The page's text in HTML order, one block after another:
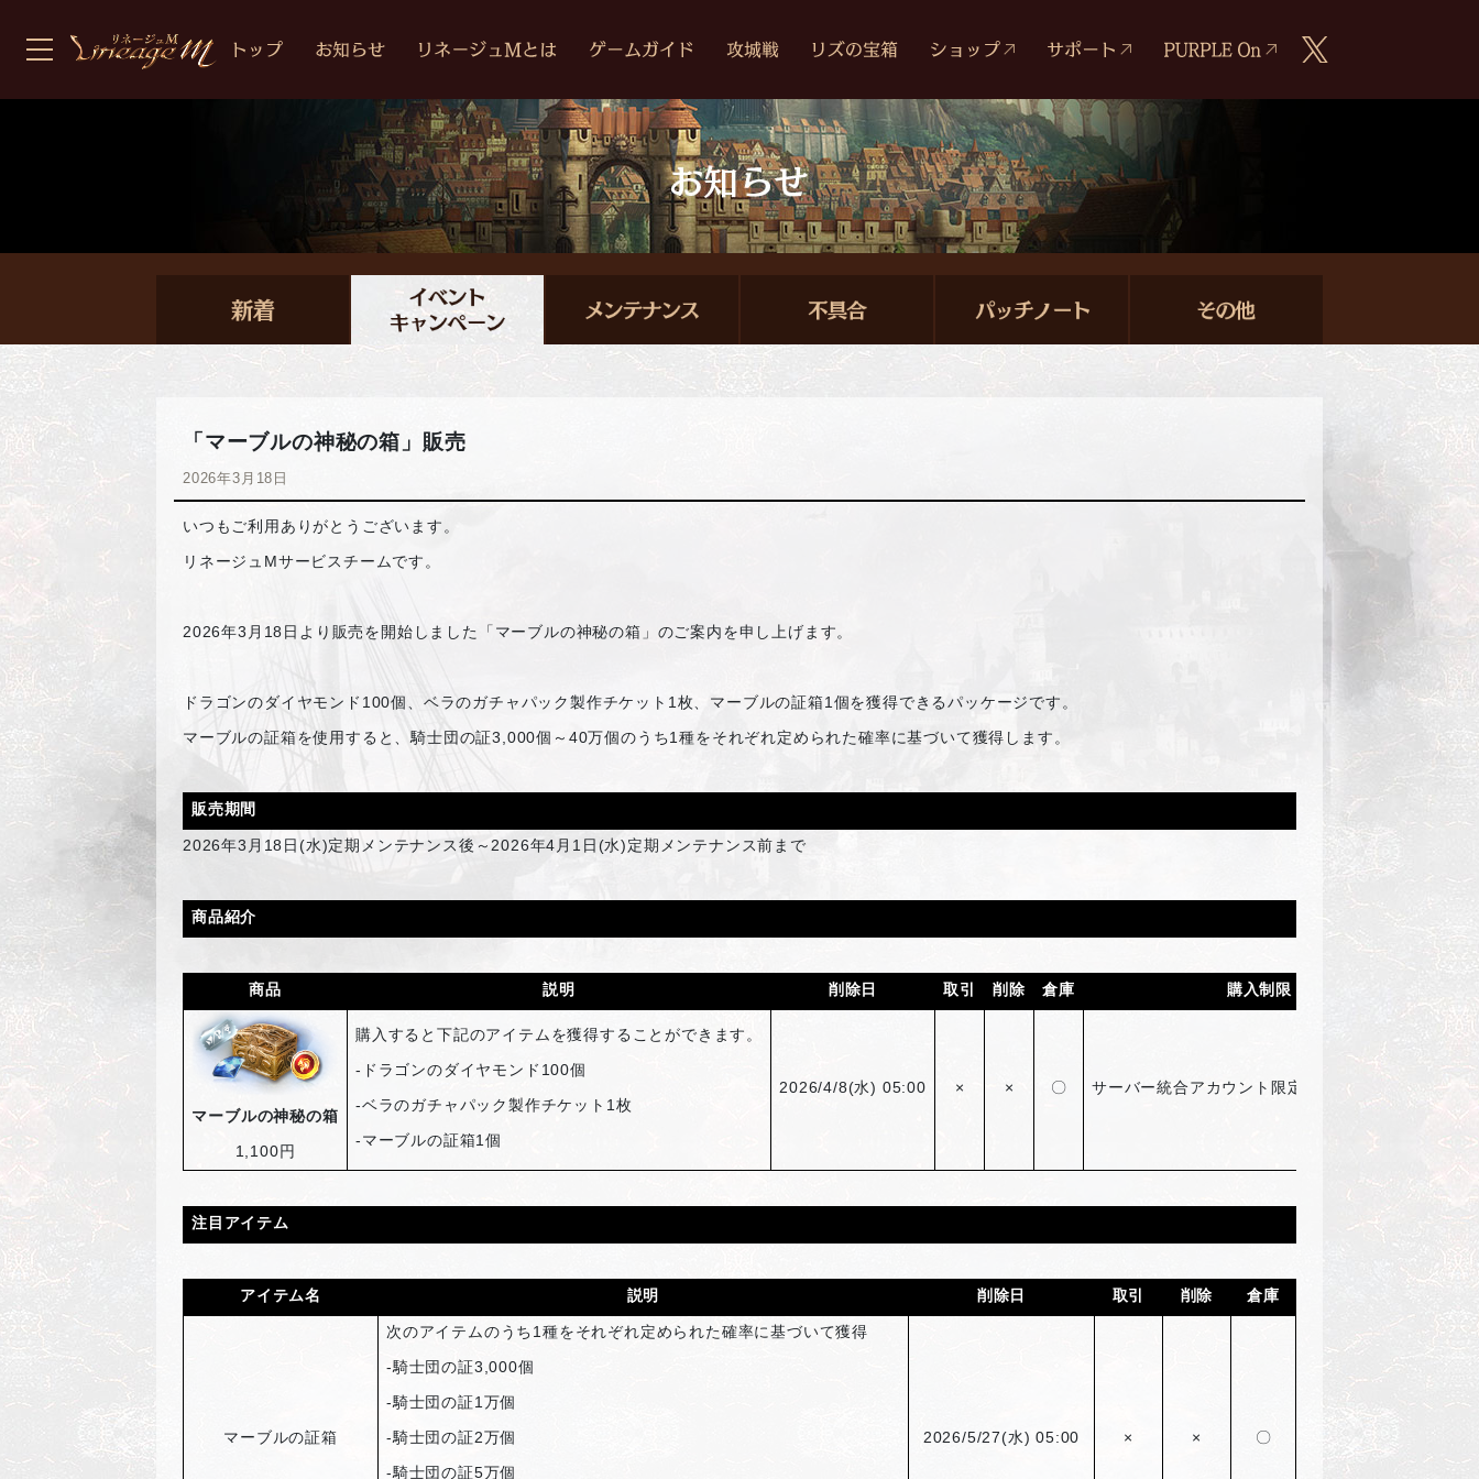
「マーブルの神秘の箱」販売
2026年3月18日
いつもご利用ありがとうございます。
リネージュMサービスチームです。
2026年3月18日より販売を開始しました「マーブルの神秘の箱」のご案内を申し上げます。
ドラゴンのダイヤモンド100個、ベラのガチャパック製作チケット1枚、マーブルの証箱1個を獲得できるパッケージです。
マーブルの証箱を使用すると、騎士団の証3,000個～40万個のうち1種をそれぞれ定められた確率に基づいて獲得します。
販売期間
2026年3月18日(水)定期メンテナンス後～2026年4月1日(水)定期メンテナンス前まで
商品紹介
商品 説明 削除日 取引 削除 倉庫 購入制限
マーブルの神秘の箱
1,100円
購入すると下記のアイテムを獲得することができます。
- ドラゴンのダイヤモンド100個
-ベラのガチャパック製作チケット1枚
-マーブルの証箱1個
2026/4/8(水) 05:00 × × 〇 サーバー統合アカウント限定8回のみ購入可能
注目アイテム
アイテム名 説明 削除日 取引 削除 倉庫
マーブルの証箱
次のアイテムのうち1種をそれぞれ定められた確率に基づいて獲得
-騎士団の証3,000個
-騎士団の証1万個
-騎士団の証2万個
-騎士団の証5万個
2026/5/27(水) 05:00 × × 〇